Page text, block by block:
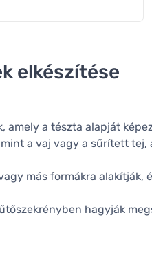
elkészítése
amely a tészta alapját
a vaj vagy a sűrített tej,
más formákra alakítják,
hagyják